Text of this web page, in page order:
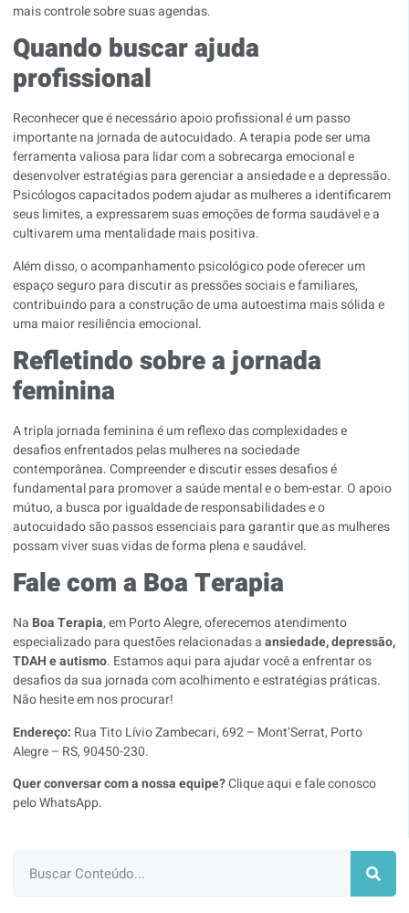
mais controle sobre suas agendas.
Quando buscar ajuda
profissional
Reconhecer que é necessário apoio profissional é um passo
importante na jornada de autocuidado. A terapia pode ser uma
ferramenta valiosa para lidar com a sobrecarga emocional e
desenvolver estratégias para gerenciar a ansiedade e a depressão.
Psicólogos capacitados podem ajudar as mulheres a identificarem
seus limites, a expressarem suas emoções de forma saudável e a
cultivarem uma mentalidade mais positiva.
Além disso, o acompanhamento psicológico pode oferecer um
espaço seguro para discutir as pressões sociais e familiares,
contribuindo para a construção de uma autoestima mais sólida e
uma maior resiliência emocional.
Refletindo sobre a jornada
feminina
A tripla jornada feminina é um reflexo das complexidades e
desafios enfrentados pelas mulheres na sociedade
contemporânea. Compreender e discutir esses desafios é
fundamental para promover a saúde mental e o bem-estar. O apoio
mútuo, a busca por igualdade de responsabilidades e o
autocuidado são passos essenciais para garantir que as mulheres
possam viver suas vidas de forma plena e saudável.
Fale com a Boa Terapia
Na Boa Terapia, em Porto Alegre, oferecemos atendimento
especializado para questões relacionadas aansiedade, depressão,
TDAH e autismo. Estamos aqui para ajudar você a enfrentar os
desafios da sua jornada com acolhimento e estratégias práticas.
Não hesite em nos procurar!
Endereço: Rua Tito Lívio Zambecari, 692 – Mont’Serrat, Porto
Alegre – RS, 90450-230.
Quer conversar com a nossa equipe?Clique aqui e fale conosco
pelo WhatsApp.